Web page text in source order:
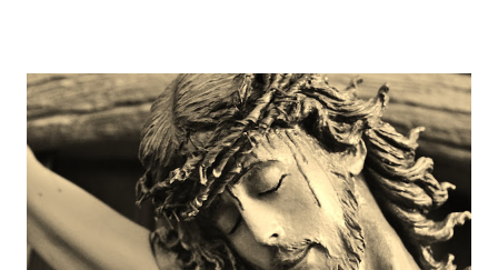
tentação me venceu. E confesso a minha culpa por
ter cedido às suas insinuações me deixando
envolver. Mas, neste momento, eu me agarro com
todas as minhas forças ao poder de Tua Santa Cruz.
Jesus, eu suplico que o Senhor ordene a todas as
forças espirituais malignas que me amarram e